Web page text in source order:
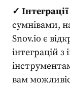
✓
сумнівами,
Snov.io є
інтеграцій
вам